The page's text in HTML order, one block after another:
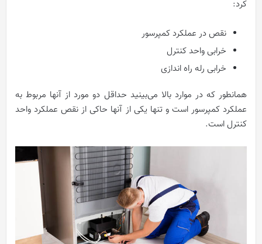
کرد:
نقص در عملکرد کمپرسور
خرابی واحد کنترل
خرابی رله راه اندازی
همانطور که در موارد بالا می‌بینید حداقل دو مورد از آنها مربوط به
عملکرد کمپرسور است و تنها یکی از آنها حاکی از نقص عملکرد واحد
کنترل است.